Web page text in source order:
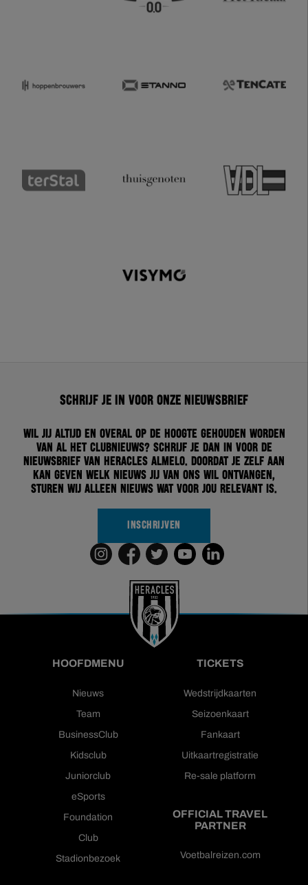
Schrijf je in voor onze nieuwsbrief
Wil jij altijd en overal op de hoogte gehouden worden
van al het clubnieuws? Schrijf je dan in voor de
nieuwsbrief van Heracles Almelo. Doordat je zelf aan
kan geven welk nieuws jij van ons wil ontvangen,
sturen wij alleen nieuws wat voor jou relevant is.
INSCHRIJVEN
HOOFDMENU
Nieuws
Team
BusinessClub
Kidsclub
Juniorclub
eSports
Foundation
Club
Stadionbezoek
TICKETS
Wedstrijdkaarten
Seizoenkaart
Fankaart
Uitkaartregistratie
Re-sale platform
OFFICIAL TRAVEL
PARTNER
Voetbalreizen.com